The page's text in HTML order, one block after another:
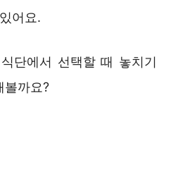
어요.
단에서 선택할 때 놓치기
볼까요?